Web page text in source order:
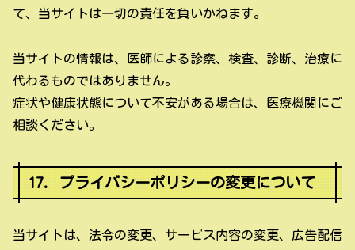
て、当サイトは一切の責任を負いかねます。
当サイトの情報は、医師による診察、検査、診断、治療に
代わるものではありません。
症状や健康状態について不安がある場合は、医療機関にご
相談ください。
17. プライバシーポリシーの変更について
当サイトは、法令の変更、サービス内容の変更、広告配信